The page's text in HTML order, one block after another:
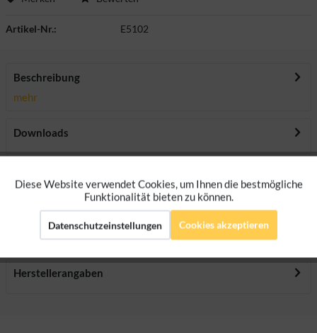
Artikel-Nr.: E5102
Beschreibung
mehr
Downloads
Bewertungen lesen, schreiben und diskutieren...
Ersatzteile
Herstellerangaben
Funktionale Aktiv
Marketing Aktiv
Tracking
Diese Website verwendet Cookies, um Ihnen die bestmögliche
Funktionalität bieten zu können.
Datenschutzeinstellungen Cookies akzeptieren